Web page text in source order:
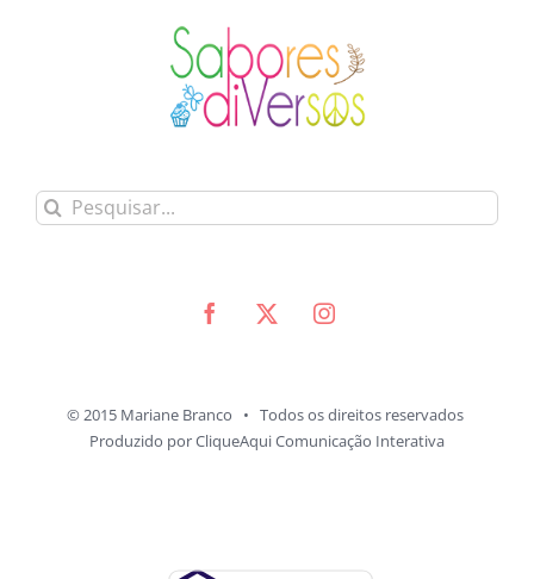
Buscar
© 2015 Mariane Branco • Todos os direitos reservados
Produzido porCliqueAqui Comunicação Interativa